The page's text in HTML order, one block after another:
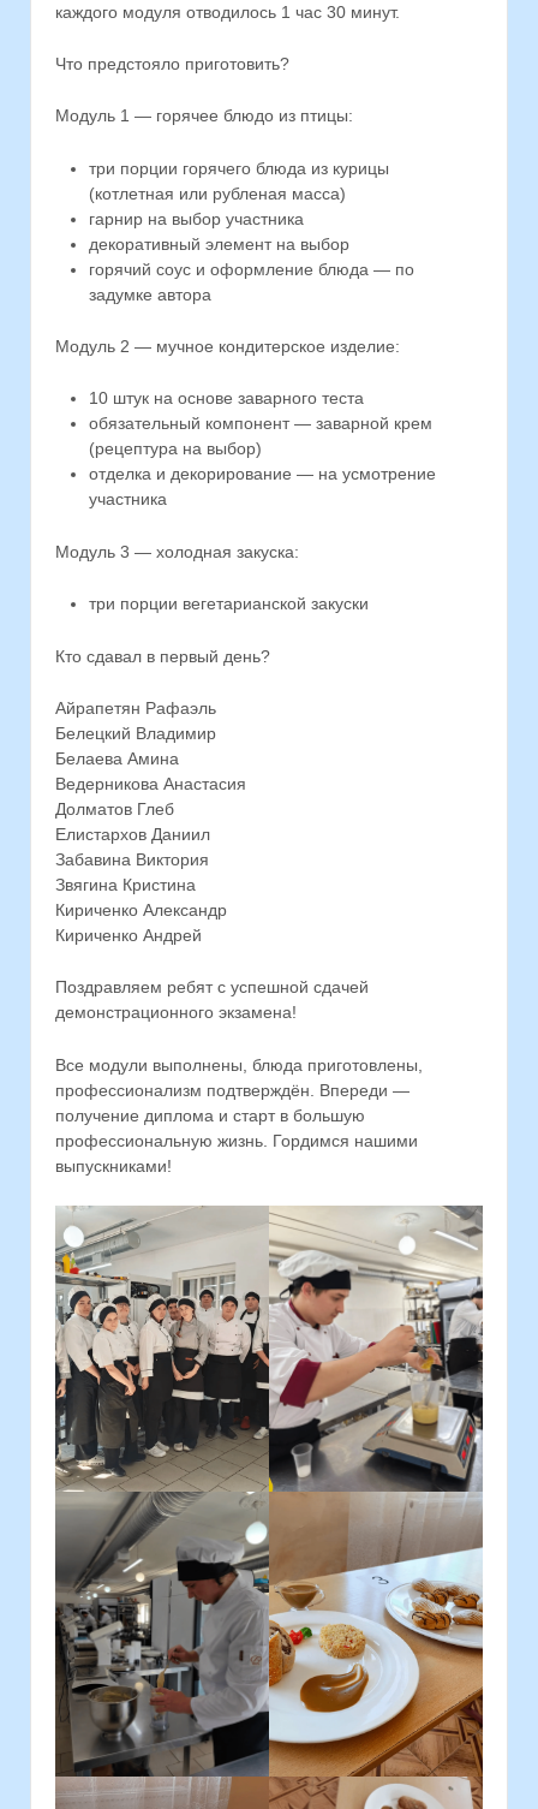
каждого модуля отводилось 1 час 30 минут.
Что предстояло приготовить?
Модуль 1 — горячее блюдо из птицы:
три порции горячего блюда из курицы
(котлетная или рубленая масса)
гарнир на выбор участника
декоративный элемент на выбор
горячий соус и оформление блюда — по
задумке автора
Модуль 2 — мучное кондитерское изделие:
10 штук на основе заварного теста
обязательный компонент — заварной крем
(рецептура на выбор)
отделка и декорирование — на усмотрение
участника
Модуль 3 — холодная закуска:
три порции вегетарианской закуски
Кто сдавал в первый день?
Айрапетян Рафаэль
Белецкий Владимир
Белаева Амина
Ведерникова Анастасия
Долматов Глеб
Елистархов Даниил
Забавина Виктория
Звягина Кристина
Кириченко Александр
Кириченко Андрей
Поздравляем ребят с успешной сдачей
демонстрационного экзамена!
Все модули выполнены, блюда приготовлены,
профессионализм подтверждён. Впереди —
получение диплома и старт в большую
профессиональную жизнь. Гордимся нашими
выпускниками!